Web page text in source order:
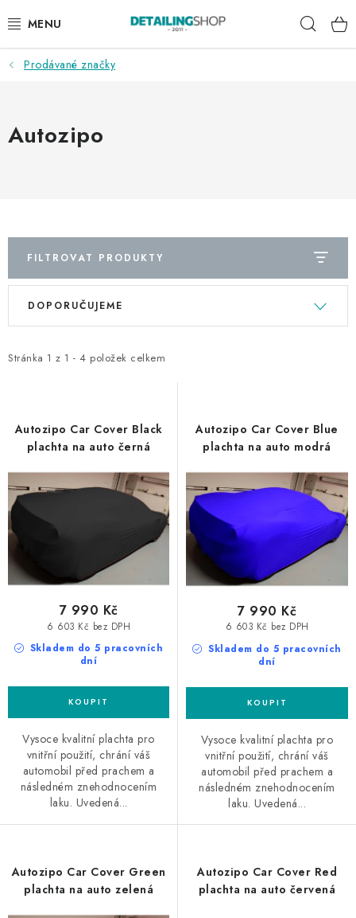
na
AKCE
PŘÍSLUŠENSTVÍ
DÁRKOVÉ SADY A POUKAZY
NAŠE SLUŽBY
PRODÁVANÉ ZNAČKY
BYDLENÍ
Věrnostní program
Všeobecné obchodní podmínky
Podmínky ochrany osobních údajů
Mapa serveru
Prodávané značky
Autozipo
FILTROVAT PRODUKTY
V
i
r
d
u
k
t
ů
Stránka 1 z 1 - 4 položek celkem
Ř
e
p
o
d
u
k
t
ů
DOPORUČUJEME
Autozipo Car Cover Black
plachta na auto černá
Skladem do 5 pracovních
dní
6 603 Kč bez DPH
7 990 Kč
Vysoce kvalitní plachta pro
vnitřní použití, chrání váš
automobil před prachem a
následném znehodnocením
laku. Uvedená...
Autozipo Car Cover Blue
plachta na auto modrá
Skladem do 5 pracovních
dní
6 603 Kč bez DPH
7 990 Kč
Vysoce kvalitní plachta pro
vnitřní použití, chrání váš
automobil před prachem a
následném znehodnocením
laku. Uvedená...
Autozipo Car Cover Green
plachta na auto zelená
Autozipo Car Cover Red
plachta na auto červená